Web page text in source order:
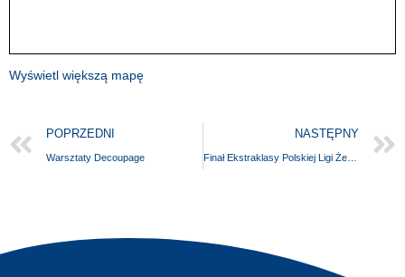
Wyświetl większą mapę
POPRZEDNI
Warsztaty Decoupage
NASTĘPNY
Finał Ekstraklasy Polskiej Ligi Żeglarskiej